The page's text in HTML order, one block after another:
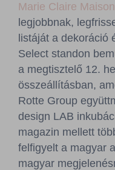
Marie Claire Maison
legjobbnak,
listáját a dekoráció
Select standon
a megtisztelő 12.
összeállításban,
Rotte Group
design LAB
magazin mellett
felfigyelt a magyar
magyar